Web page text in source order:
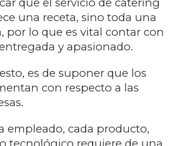
una receta, sino toda una
por lo que es vital contar con
y apasionado.
es de suponer que los
con respecto a las
empleado, cada producto,
tecnológico requiere de una